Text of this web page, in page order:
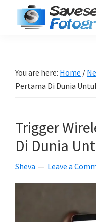
Pemula
-
Tutorial
-
-
Traveling
You are here: Home /
Pertama Di Dunia
Trigger
Di Dunia
Sheva Leave a